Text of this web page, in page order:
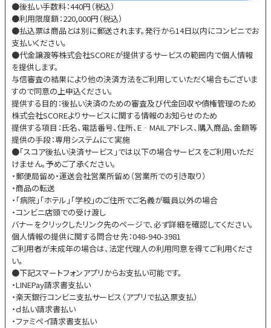
●後払い手数料：440円（税込）
●利用限度額：220,000円（税込）
●払込票は商品とは別に郵送されます。発行から14日以内にコンビニでお
支払いください。
●代金譲渡等株式会社SCOREが提供するサービスの範囲内で個人情報
を提供します。
与信審査の結果により他の決済方法をご利用していただく場合もございま
すので同意の上申込ください。
提供する目的：後払い決済のための審査及び代金回収や債権管理のため
株式会社SCOREよりサービスに関する情報のお知らせのため
提供する項目：氏名、電話番号、住所、E‐MAILアドレス、購入商品、金額等
提供の手段：専用システムにて実施
●「スコア後払い決済サービス」では以下の場合サービスをご利用いただ
けません。予めご了承ください。
・郵便局留め・運送会社営業所留め（営業所での引き取り）
・商品の転送
・「病院」「ホテル」「学校」のご住所でご名義が職員以外の場合
・コンビニ店頭での受け渡し
バナーをクリックしたリンク先のページで、必ず詳細を確認してください。
個人情報の提供に関する問合せ先：048-940-3981
ご利用者が未成年の場合は、法定代理人の利用同意を得てご利用くださ
い。
●下記スマートフォンアプリからお支払い可能です。
・LINEPay請求書支払い
・楽天銀行コンビニ支払サービス（アプリで払込票支払）
・ｄ払い請求書払い
・ファミペイ請求書支払い